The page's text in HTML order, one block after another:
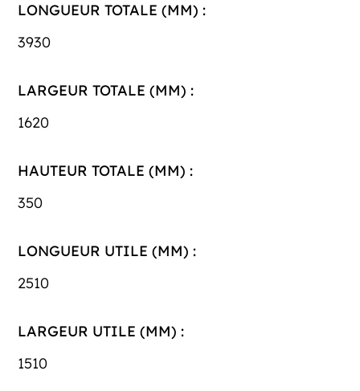
LONGUEUR TOTALE (MM) :
3930
LARGEUR TOTALE (MM) :
1620
HAUTEUR TOTALE (MM) :
350
LONGUEUR UTILE (MM) :
2510
LARGEUR UTILE (MM) :
1510